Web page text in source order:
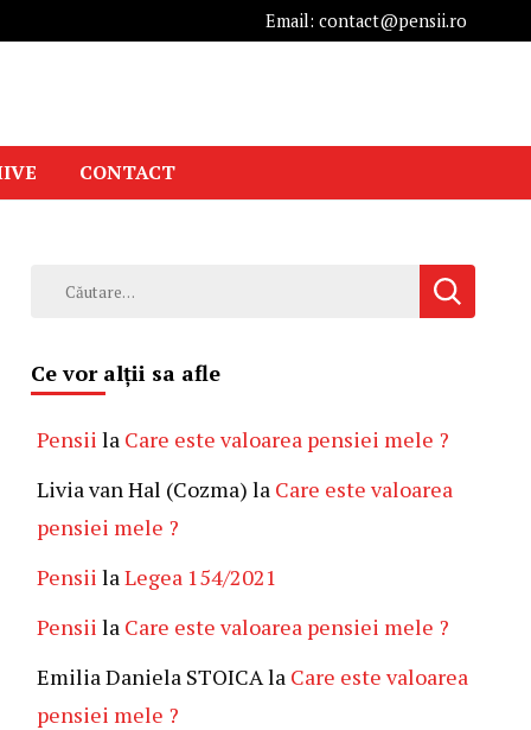
Email: contact@pensii.ro
CONTACT
Caută
Ce vor alții sa afle
Pensii la Care este valoarea pensiei mele ?
Livia van Hal (Cozma) la Care este valoarea
pensiei mele ?
Pensii laLegea 154/2021
Pensii la Care este valoarea pensiei mele ?
Emilia Daniela STOICAla Care este valoarea
pensiei mele ?